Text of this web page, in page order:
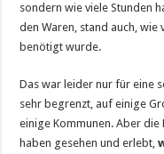
sondern wie viele Stunden
den Waren, stand auch,
benötigt wurde.
Das war leider nur für eine
sehr begrenzt, auf einige
einige Kommunen. Aber
haben gesehen und erlebt,